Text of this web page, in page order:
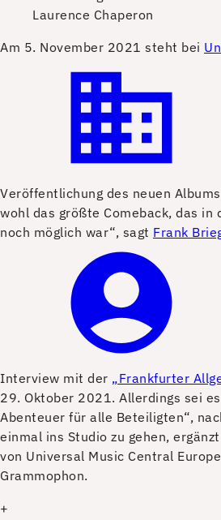
Laurence Chaperon
Am 5. November 2021 steht bei
Veröffentlichung des neuen
wohl das größte Comeback, das in
noch möglich war“, sagt Frank
Interview mit der „Frankfurter
29. Oktober 2021. Allerdings sei
Abenteuer für alle Beteiligten“,
einmal ins Studio zu gehen,
von Universal Music Central
Grammophon.
+